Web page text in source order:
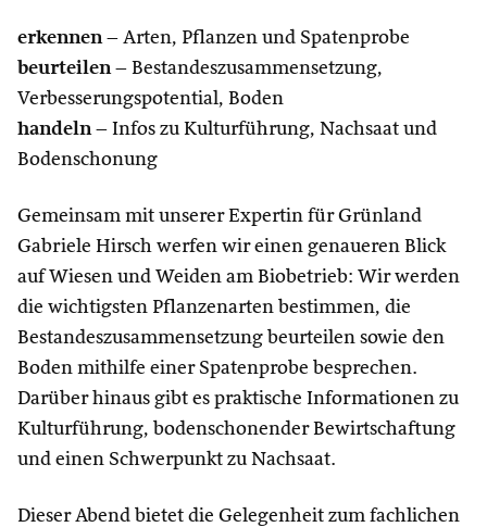
erkennen– Arten, Pflanzen und Spatenprobe
beurteilen– Bestandeszusammensetzung,
Verbesserungspotential, Boden
handeln– Infos zu Kulturführung, Nachsaat und
Bodenschonung
Gemeinsam mit unserer Expertin für Grünland
Gabriele Hirsch werfen wir einen genaueren Blick
auf Wiesen und Weiden am Biobetrieb: Wir werden
die wichtigsten Pflanzenarten bestimmen, die
Bestandeszusammensetzung beurteilen sowie den
Boden mithilfe einer Spatenprobe besprechen.
Darüber hinaus gibt es praktische Informationen zu
Kulturführung, bodenschonender Bewirtschaftung
und einen Schwerpunkt zu Nachsaat.
Dieser Abend bietet die Gelegenheit zum fachlichen